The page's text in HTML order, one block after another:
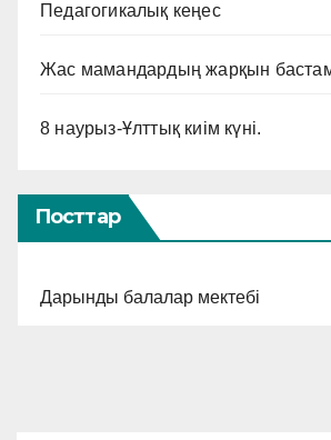
Педагогикалық кеңес
Жас мамандардың жарқын
8 наурыз-Ұлттық киім күні.
Посттар
Дарынды балалар мектебі